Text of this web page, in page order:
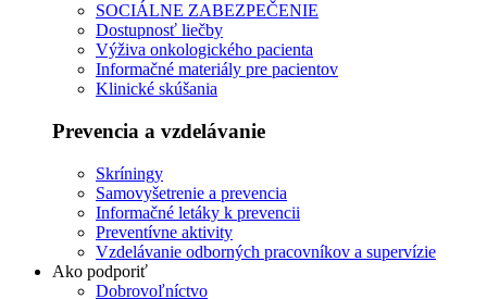
SOCIÁLNE ZABEZPEČENIE
Dostupnosť liečby
Výživa onkologického pacienta
Informačné materiály pre pacientov
Klinické skúšania
Prevencia a vzdelávanie
Skríningy
Samovyšetrenie a prevencia
Informačné letáky k prevencii
Preventívne aktivity
Vzdelávanie odborných pracovníkov a supervízie
Ako podporiť
Dobrovoľníctvo